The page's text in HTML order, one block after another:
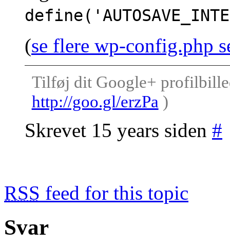
(se flere wp-config.php
Tilføj dit Google+
http://goo.gl/erzPa)
Skrevet 15 years siden #
RSS feed for this topic
Svar